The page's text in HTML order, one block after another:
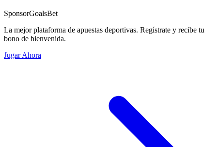
SponsorGoalsBet
La mejor plataforma de apuestas deportivas. Regístrate y recibe tu
bono de bienvenida.
Jugar Ahora